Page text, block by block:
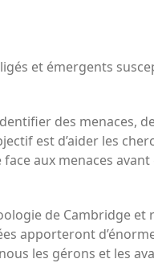
et émergents
des menaces,
est d’aider les
aux menaces avant
de Cambridge et
apporteront
les gérons et les